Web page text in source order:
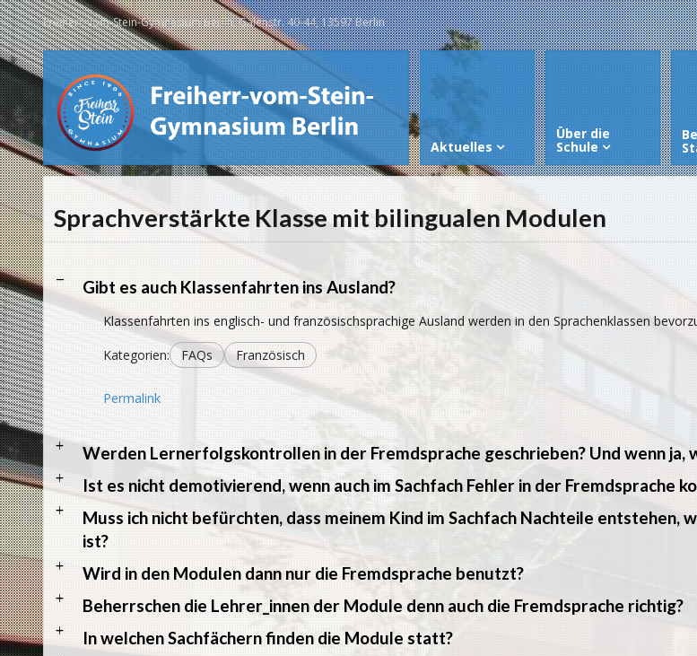
Freiherr-vom-Stein-Gymnasium Berlin, Galenstr. 40-44, 13597 Berlin
Aktuelles
Über die
Schule
Sprachverstärkte Klasse mit bilingualen Modulen
A Gibt es auch Klassenfahrten ins Ausland?
Klassenfahrten ins englisch- und französischsprachige Ausland werden in den Sprachenklassen
Kategorien:
FAQs Französisch
Permalink
a Werden Lernerfolgskontrollen in der Fremdsprache geschrieben? Und wenn ja,
a Ist es nicht demotivierend, wenn auch im Sachfach Fehler in der Fremdsprache
a
Muss ich nicht befürchten, dass meinem Kind im Sachfach Nachteile entstehen,
ist?
a Wird in den Modulen dann nur die Fremdsprache benutzt?
a Beherrschen die Lehrer_innen der Module denn auch die Fremdsprache richtig?
a In welchen Sachfächern finden die Module statt?